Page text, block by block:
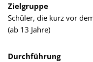
Zielgruppe
Schüler, die kurz vor
(ab 13 Jahre)
Durchführung